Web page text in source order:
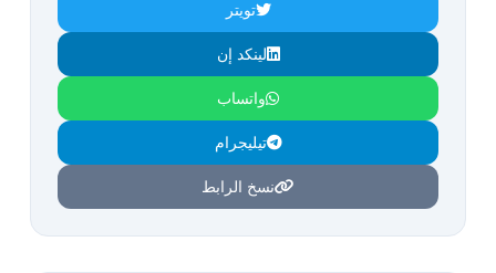
تويتر
لينكد إن
واتساب
تيليجرام
نسخ الرابط